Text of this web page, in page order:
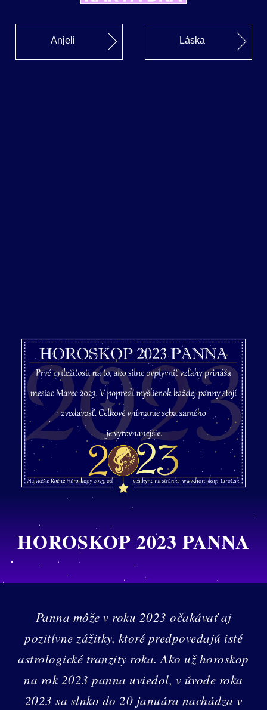
Anjeli Láska
HOROSKOP 2023 PANNA
Panna môže v roku 2023 očakávať aj
pozitívne zážitky, ktoré predpovedajú isté
astrologické tranzity roka. Ako už horoskop
na rok 2023 panna uviedol, v úvode roka
2023 sa slnko do 20 januára nachádza v